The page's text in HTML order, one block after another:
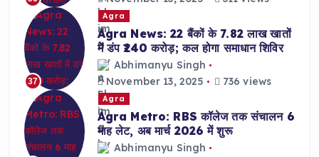
37
Agra
Agra News: 22 बैंकों के 7.82 लाख खातों
में डंप ₹240 करोड़; कल होगा समाधान शिविर
Abhimanyu Singh
November 13, 2025
736 views
Agra
Agra Metro: RBS कॉलेज तक संचालन 6
माह लेट, अब मार्च 2026 में शुरू
Abhimanyu Singh